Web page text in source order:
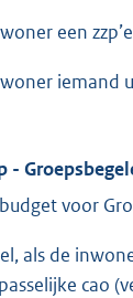
een
iemand
-
voor
als de
cao